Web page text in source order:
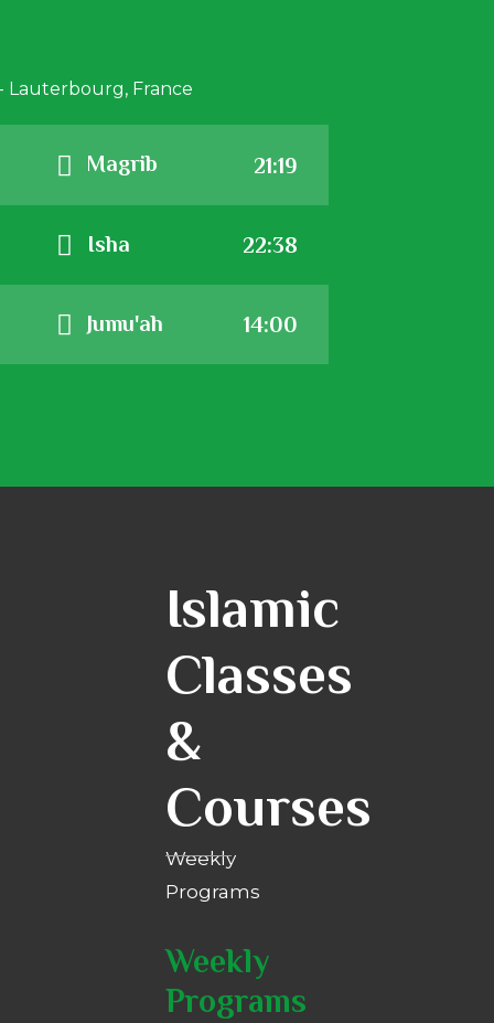
Lauterbourg, France
Magrib 21:19
Isha 22:38
Jumu'ah 14:00
Islamic
Classes
&
Courses
Weekly
Programs
Weekly
Programs